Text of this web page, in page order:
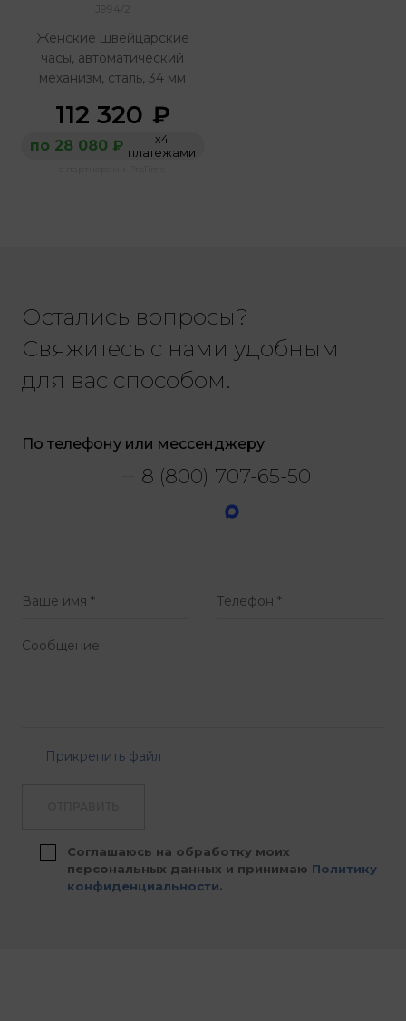
J994/2
Женские швейцарские
часы, автоматический
механизм, сталь, 34 мм
112 320 ₽
по 28 080 ₽
х4
платежами
Остались вопросы?
Свяжитесь с нами удобным
для вас способом.
По телефону или мессенджеру
8 (800) 707-65-50
Прикрепить файл
Соглашаюсь на обработку моих
персональных данных и принимаю Политику
конфиденциальности.